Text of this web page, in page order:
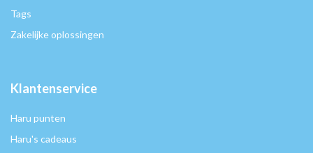
Tags
Zakelijke oplossingen
Klantenservice
Haru punten
Haru's cadeaus